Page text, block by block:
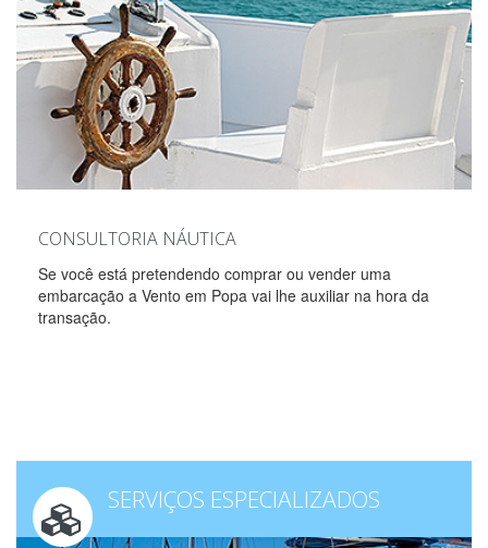
CONSULTORIA NÁUTICA
Se você está pretendendo comprar ou vender uma
embarcação a Vento em Popa vai lhe auxiliar na hora da
transação.
SERVIÇOS ESPECIALIZADOS